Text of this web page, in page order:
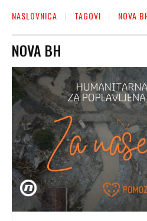
NASLOVNICA TAGOVI NOVA
NOVA BH